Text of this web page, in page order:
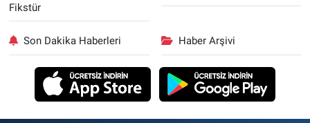
Fikstür
Son Dakika Haberleri Haber Arşivi